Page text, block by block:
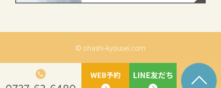
© ohashi-kyousei.com